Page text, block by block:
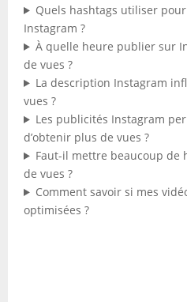
Quels hashtags utiliser
Instagram ?
À quelle heure publier sur
de vues ?
La description Instagram
vues ?
Les publicités Instagram
d’obtenir plus de vues ?
Faut-il mettre beaucoup de
de vues ?
Comment savoir si mes
optimisées ?